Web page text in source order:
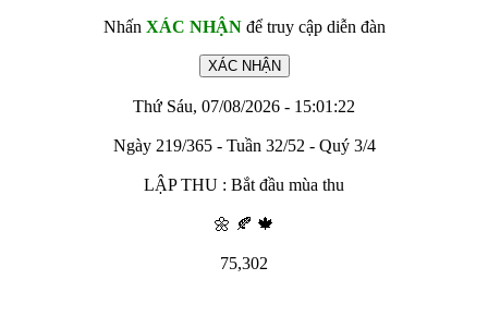
Nhấn XÁC NHẬNđể truy cập diễn đàn
Thứ Sáu, 07/08/2026 - 15:01:22
Ngày 219/365 - Tuần 32/52 - Quý 3/4
LẬP THU : Bắt đầu mùa thu
🌼 🍂 🍁
75,302